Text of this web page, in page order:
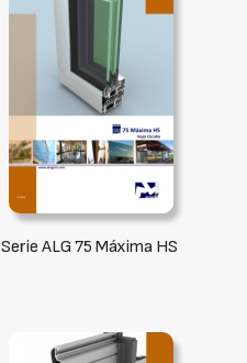
Serie ALG 75 Máxima HS